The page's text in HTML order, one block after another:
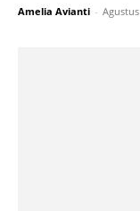
Amelia Avianti -